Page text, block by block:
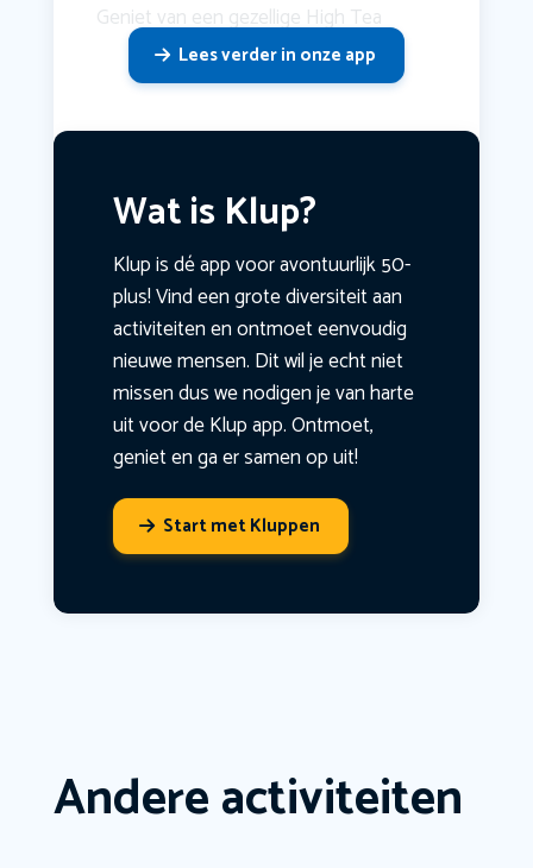
Geniet van een gezellige High Tea
Lees verder in onze app
Wat is Klup?
Klup is dé app voor avontuurlijk 50-
plus! Vind een grote diversiteit aan
activiteiten en ontmoet eenvoudig
nieuwe mensen. Dit wil je echt niet
missen dus we nodigen je van harte
uit voor de Klup app. Ontmoet,
geniet en ga er samen op uit!
Start met Kluppen
Andere activiteiten